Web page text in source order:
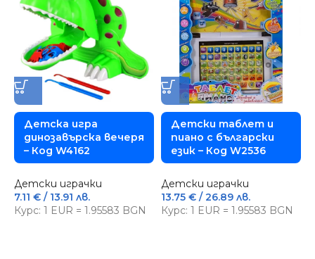
Детска игра
динозавърска вечеря
– Код W4162
Детски играчки
7.11 € / 13.91 лв.
Курс: 1 EUR = 1.95583 BGN
Детски таблет и
пиано с български
език – Код W2536
Детски играчки
13.75 €/ 26.89 лв.
Курс: 1 EUR = 1.95583 BGN